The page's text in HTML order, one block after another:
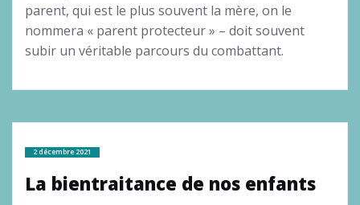
parent, qui est le plus souvent la mère, on le
nommera « parent protecteur » – doit souvent
subir un véritable parcours du combattant.
2 décembre 2021
La bientraitance de nos enfants